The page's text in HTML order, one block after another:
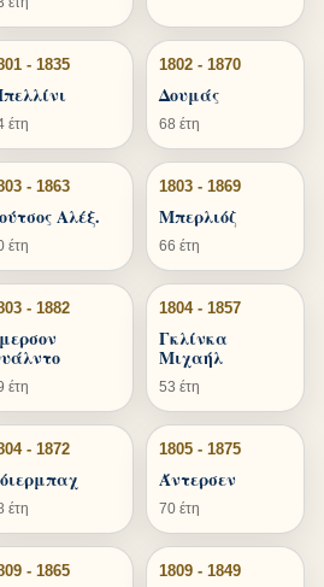
- 1835
έτη
1802 - 1870
Δουμάς
68 έτη
- 1863
Αλέξ.
έτη
1803 - 1869
Μπερλιόζ
66 έτη
- 1882
έτη
1804 - 1857
Γκλίνκα
Μιχαήλ
53 έτη
- 1872
έτη
1805 - 1875
Άντερσεν
70 έτη
- 1865 1809 - 1849